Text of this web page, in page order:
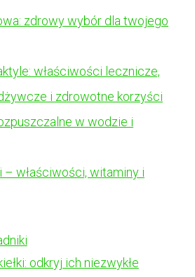
zdrowy wybór dla twojego
właściwości lecznicze,
i zdrowotne korzyści
w wodzie i
– właściwości, witaminy i
odkryj ich niezwykłe